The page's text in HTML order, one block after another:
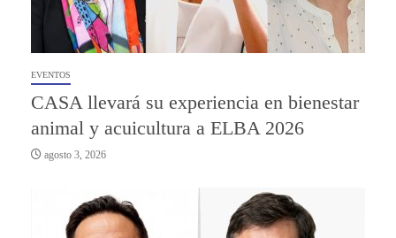
EVENTOS
CASA llevará su experiencia en bienestar
animal y acuicultura a ELBA 2026
agosto 3, 2026